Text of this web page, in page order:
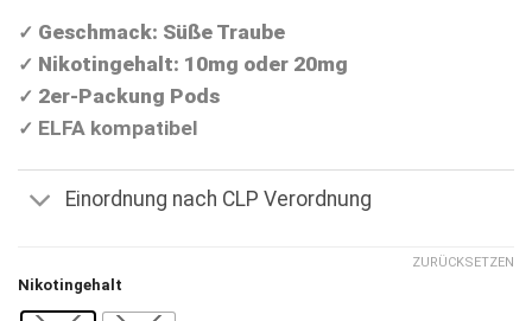
9,90 €6,90 €.
✓ Geschmack: Süße Traube
✓ Nikotingehalt: 10mg oder 20mg
✓ 2er-Packung Pods
✓ ELFA kompatibel
Einordnung nach CLP Verordnung
Nikotingehalt
ZURÜCKSETZEN